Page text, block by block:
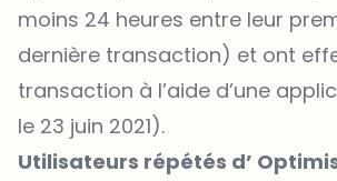
moins 24 heures entre leur
dernière transaction) et ont
transaction à l’aide d’une
le 23 juin 2021).
Utilisateurs répétés d’